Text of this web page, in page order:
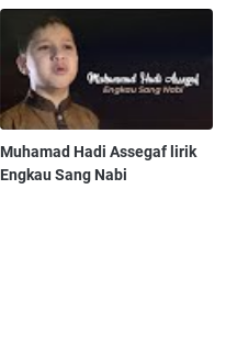
Muhamad Hadi Assegaf lirik
Engkau Sang Nabi